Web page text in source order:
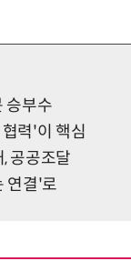
승부수
력'이 핵심
공공조달
연결'로